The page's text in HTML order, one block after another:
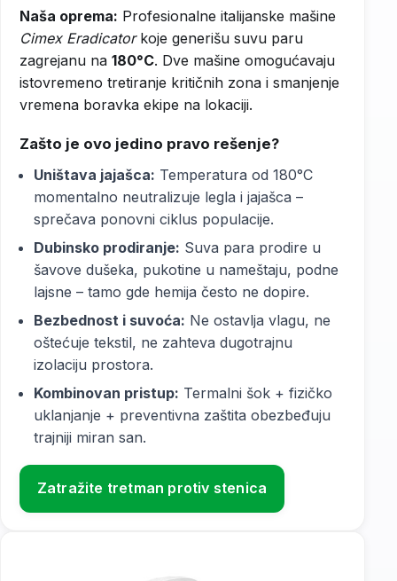
Naša oprema: Profesionalne italijanske mašine
Cimex Eradicatorkoje generišu suvu paru
zagrejanu na 180°C. Dve mašine omogućavaju
istovremeno tretiranje kritičnih zona i smanjenje
vremena boravka ekipe na lokaciji.
Zašto je ovo jedino pravo rešenje?
Uništava jajašca: Temperatura od 180°C
momentalno neutralizuje legla i jajašca –
sprečava ponovni ciklus populacije.
Dubinsko prodiranje: Suva para prodire u
šavove dušeka, pukotine u nameštaju, podne
lajsne – tamo gde hemija često ne dopire.
Bezbednost i suvoća: Ne ostavlja vlagu, ne
oštećuje tekstil, ne zahteva dugotrajnu
izolaciju prostora.
Kombinovan pristup: Termalni šok + fizičko
uklanjanje + preventivna zaštita obezbeđuju
trajniji miran san.
Zatražite tretman protiv stenica